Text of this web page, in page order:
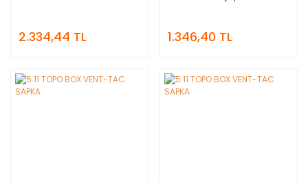
2.334,44 TL 1.346,40 TL